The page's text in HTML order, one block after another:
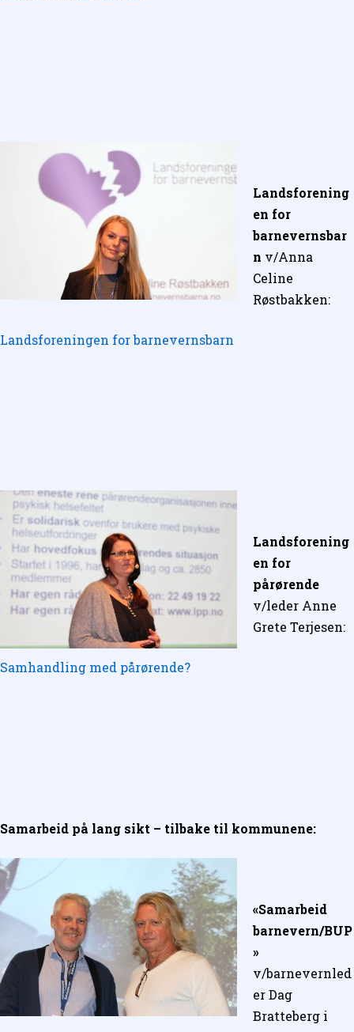
Landsforening
en for
barnevernsbar
n v/Anna
Celine
Røstbakken:
Landsforeningen for barnevernsbarn
Landsforening
en for
pårørende
v/leder Anne
Grete Terjesen:
Samhandling med pårørende?
Samarbeid på lang sikt – tilbake til kommunene:
«Samarbeid
barnevern/BUP
»
v/barnevernled
er Dag
Bratteberg i